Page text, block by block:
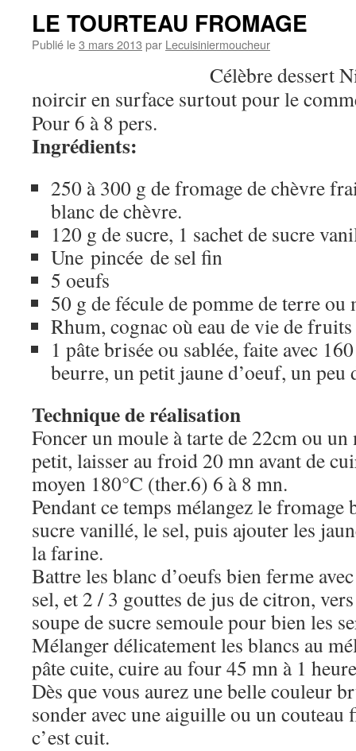
LE TOURTEAU FROMAGE
Publié le3 mars 2013 par Lecuisiniermoucheur
Célèbre dessert
noircir en surface surtout pour le
Pour 6 à 8 pers.
Ingrédients:
250 à 300 g de fromage de chèvre
blanc de chèvre.
120 g de sucre, 1 sachet de sucre
Une pincée de sel fin
5 oeufs
50 g de fécule de pomme de terre ou
Rhum, cognac où eau de vie de fruits
1 pâte brisée ou sablée, faite avec
beurre, un petit jaune d’oeuf, un peu
Technique de réalisation
Foncer un moule à tarte de 22cm ou
petit, laisser au froid 20 mn avant de
moyen 180°C (ther.6) 6 à 8 mn.
Pendant ce temps mélangez le fromage
sucre vanillé, le sel, puis ajouter les
la farine.
Battre les blanc d’oeufs bien ferme
sel, et 2 / 3 gouttes de jus de citron,
soupe de sucre semoule pour bien les
Mélanger délicatement les blancs au
pâte cuite, cuire au four 45 mn à 1
Dès que vous aurez une belle couleur
sonder avec une aiguille ou un couteau
c’est cuit.